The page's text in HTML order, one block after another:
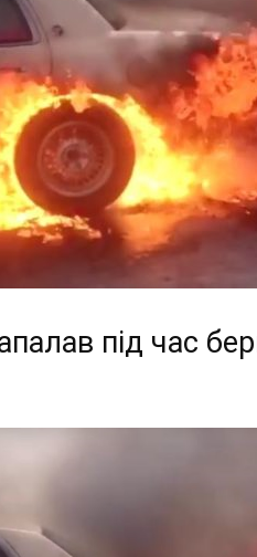
під час